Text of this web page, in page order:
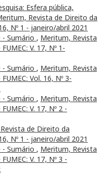
Esfera pública,
Revista de Direito da
Nº 1 - janeiro/abril 2021
- Sumário , Meritum, Revista
V. 17, Nº 1-
- Sumário , Meritum, Revista
Vol. 16, Nº 3-
- Sumário , Meritum, Revista
V. 17, Nº 2 -
de Direito da
Nº 1 - janeiro/abril 2021
- Sumário , Meritum, Revista
V. 17, Nº 3 -